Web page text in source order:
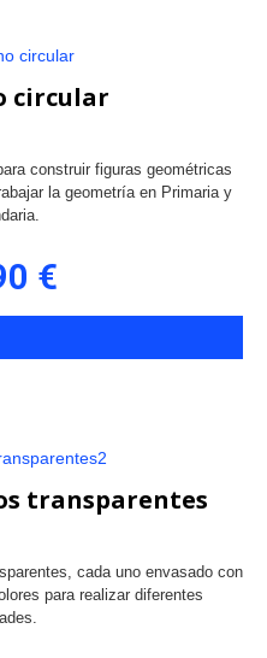
circular
construir figuras geométricas
la geometría en Primaria y
€
transparentes
cada uno envasado con
para realizar diferentes